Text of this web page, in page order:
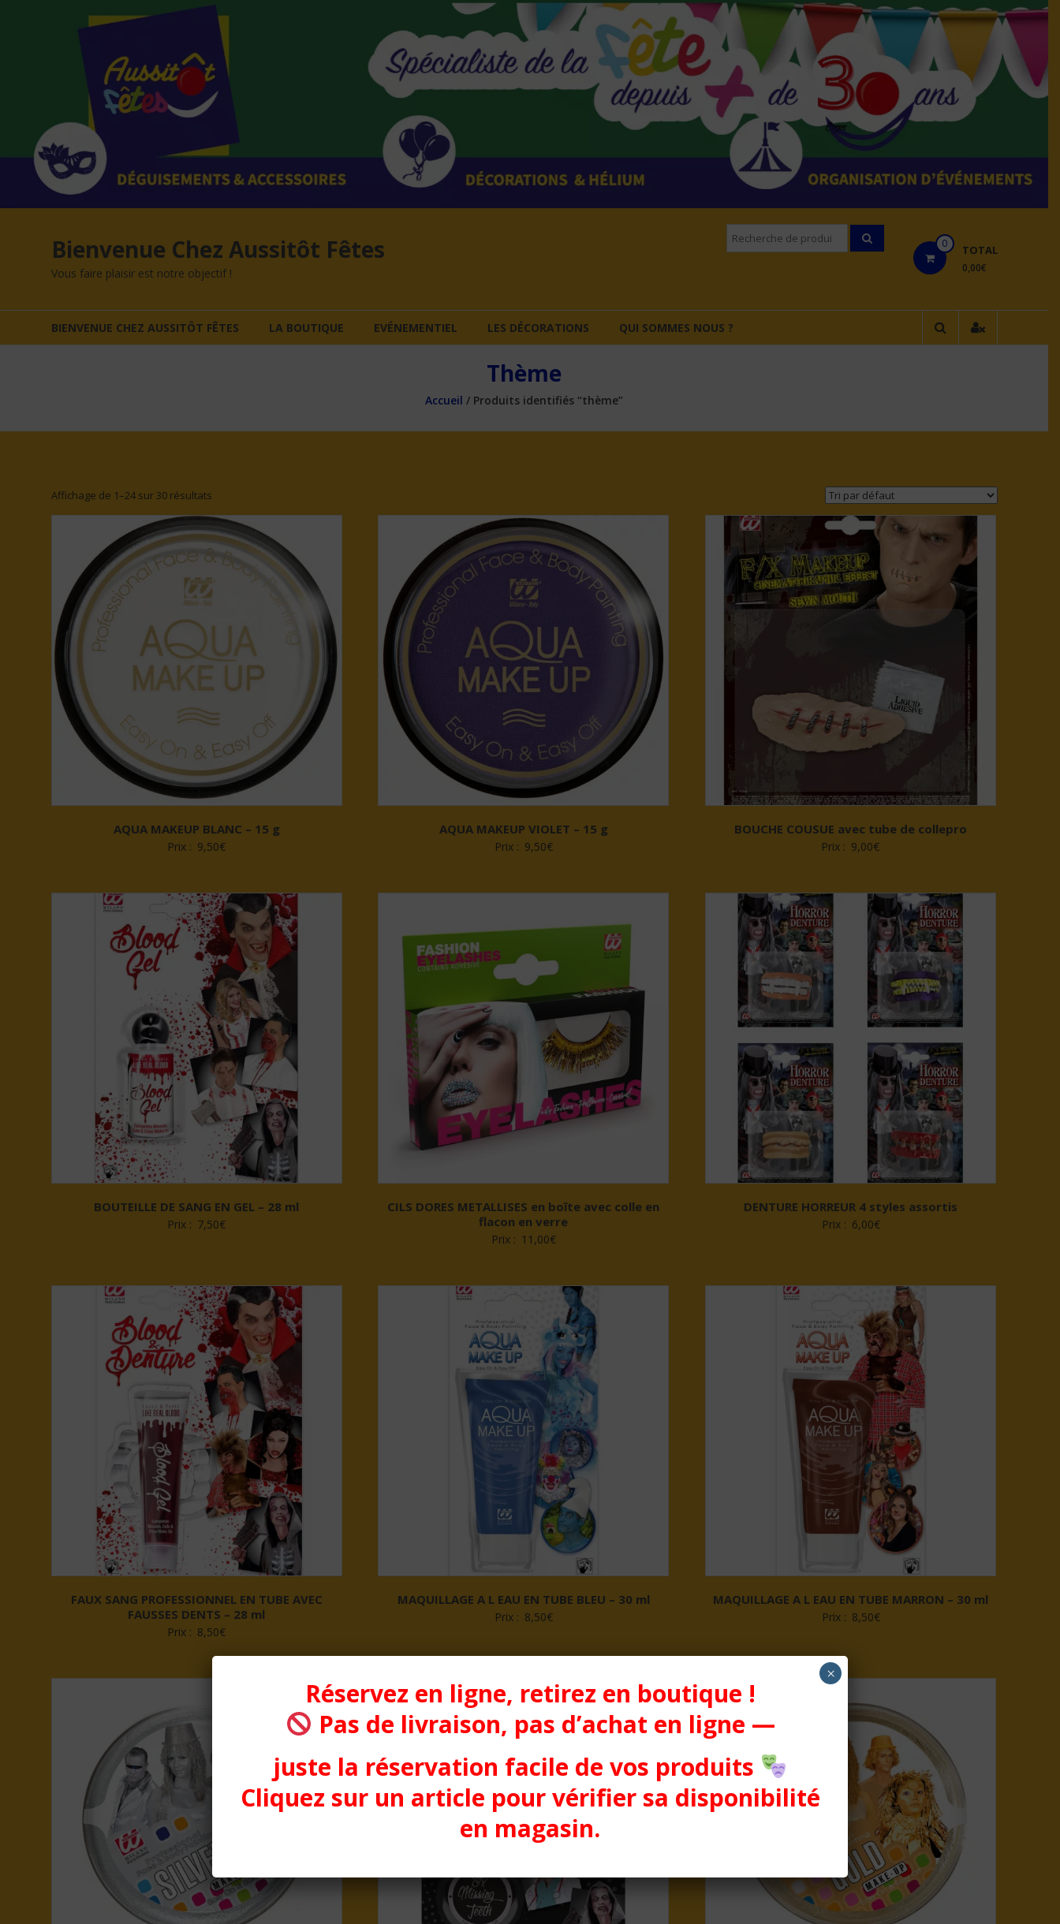
Bienvenue Chez Aussitôt Fêtes
Vous faire plaisir est notre objectif !
0 TOTAL
0,00€
Recherche
pourÂ :
BIENVENUE CHEZ AUSSITÔT FÊTES LA BOUTIQUE EVÉNEMENTIEL LES DÉCORATIONS QUI SOMMES NOUS ?
Thème
Accueil / Produits identifiés “thème”
Affichage de 1–24 sur 30 résultats
AQUA MAKEUP BLANC – 15 g
Prix : 9,50€
AQUA MAKEUP VIOLET – 15 g
Prix : 9,50€
BOUCHE COUSUE avec tube de collepro
Prix : 9,00€
BOUTEILLE DE SANG EN GEL – 28 ml
Prix : 7,50€
CILS DORES METALLISES en boîte avec colle en
flacon en verre
Prix : 11,00€
DENTURE HORREUR 4 styles assortis
Prix : 6,00€
FAUX SANG PROFESSIONNEL EN TUBE AVEC
FAUSSES DENTS – 28 ml
Prix : 8,50€
MAQUILLAGE A L EAU EN TUBE BLEU – 30 ml
Prix : 8,50€
MAQUILLAGE A L EAU EN TUBE MARRON – 30 ml
Prix : 8,50€
Réservez en ligne, retirez en boutique !
Pas de livraison, pas d’achat en ligne —
juste la réservation facile de vos produits
Cliquez sur un article pour vérifier sa disponibilité
en magasin.
×